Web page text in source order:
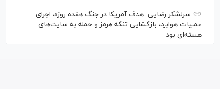
سرلشکر رضایی: هدف آمریکا در جنگ هفده روزه، اجرای
عملیات هوابرد، بازگشایی تنگه هرمز و حمله به سایت‌های
هسته‌ای بود